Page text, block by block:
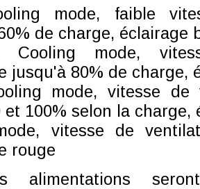
mode, faible
de charge, éclairage
Cooling mode,
jusqu'à 80% de charge,
mode, vitesse de
et 100% selon la charge,
vitesse de
rouge
alimentations